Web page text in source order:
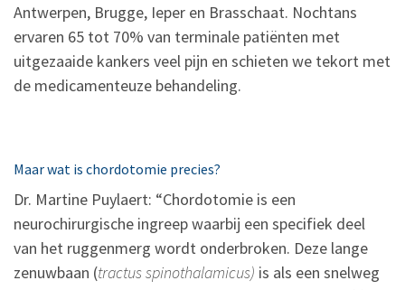
Antwerpen, Brugge, Ieper en Brasschaat. Nochtans
ervaren 65 tot 70% van terminale patiënten met
uitgezaaide kankers veel pijn en schieten we tekort met
de medicamenteuze behandeling.
Maar wat is chordotomie precies?
Dr. Martine Puylaert: “Chordotomie is een
neurochirurgische ingreep waarbij een specifiek deel
van het ruggenmerg wordt onderbroken. Deze lange
zenuwbaan (tractus spinothalamicus) is als een snelweg